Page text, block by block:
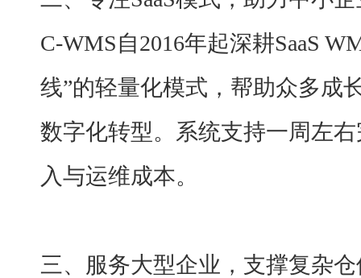
C-WMS自2016年起深耕SaaS
线”的轻量化模式，帮助众多成
数字化转型。系统支持一周左
入与运维成本。
三、服务大型企业，支撑复杂